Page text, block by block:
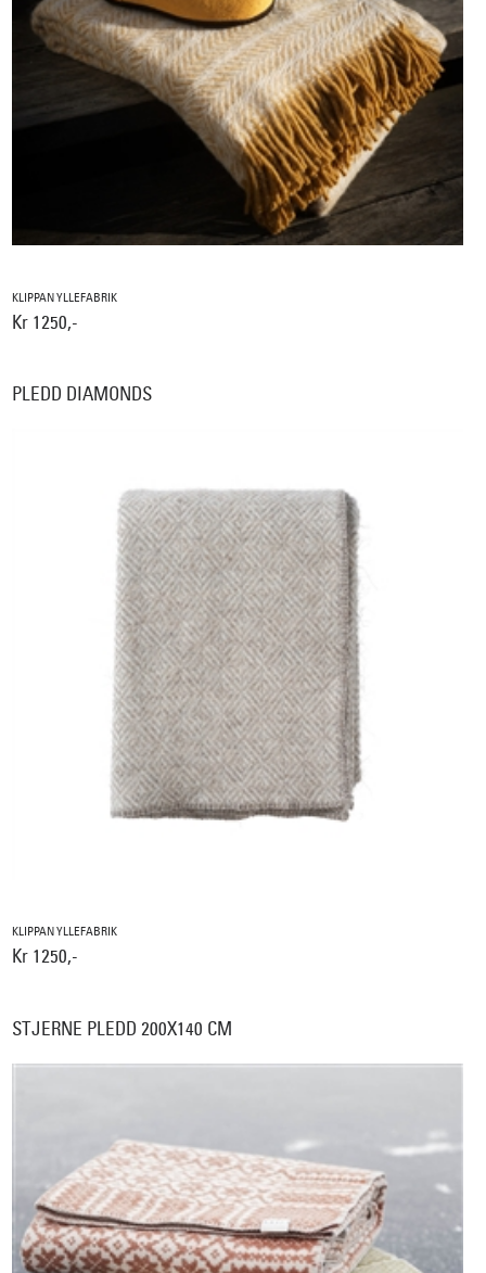
KLIPPAN YLLEFABRIK
Kr 1250,-
PLEDD DIAMONDS
KLIPPAN YLLEFABRIK
Kr 1250,-
STJERNE PLEDD 200X140 CM